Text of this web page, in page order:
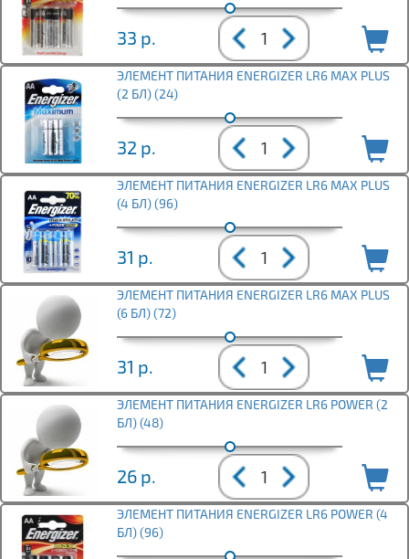
33 р.
ЭЛЕМЕНТ ПИТАНИЯ ENERGIZER LR6 MAX PLUS
(2 БЛ) (24)
32 р.
ЭЛЕМЕНТ ПИТАНИЯ ENERGIZER LR6 MAX PLUS
(4 БЛ) (96)
31 р.
ЭЛЕМЕНТ ПИТАНИЯ ENERGIZER LR6 MAX PLUS
(6 БЛ) (72)
31 р.
ЭЛЕМЕНТ ПИТАНИЯ ENERGIZER LR6 POWER (2
БЛ) (48)
26 р.
ЭЛЕМЕНТ ПИТАНИЯ ENERGIZER LR6 POWER (4
БЛ) (96)